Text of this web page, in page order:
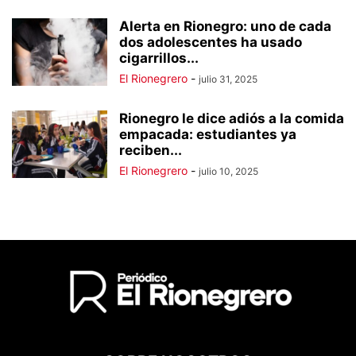
Alerta en Rionegro: uno de cada
dos adolescentes ha usado
cigarrillos...
El Rionegrero - julio 31, 2025
Rionegro le dice adiós a la comida
empacada: estudiantes ya
reciben...
El Rionegrero - julio 10, 2025